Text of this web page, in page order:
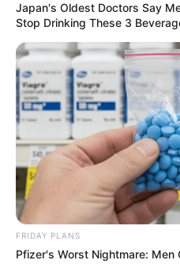
Japan's Oldest Doctors Say
Stop Drinking These 3
FRIDAY PLANS
Pfizer's Worst Nightmare: